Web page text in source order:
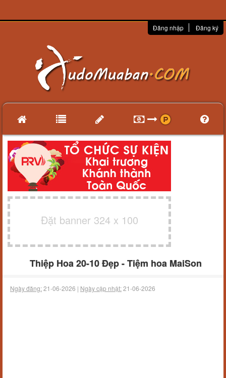
Đăng nhập Đăng ký
Đặt banner 324 x 100
Thiệp Hoa 20-10 Đẹp - Tiệm hoa MaiSon
Ngày đăng:21-06-2026 | Ngày cập nhật:21-06-2026